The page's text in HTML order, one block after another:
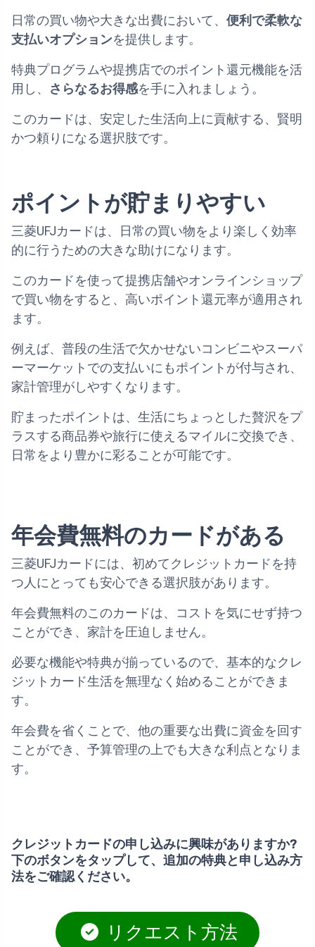
日常の買い物や大きな出費において、 便利で柔軟な
支払いオプションを提供します。
特典プログラムや提携店でのポイント還元機能を活
用し、 さらなるお得感を手に入れましょう。
このカードは、安定した生活向上に貢献する、賢明
かつ頼りになる選択肢です。
ポイントが貯まりやすい
三菱UFJカードは、日常の買い物をより楽しく効率
的に行うための大きな助けになります。
このカードを使って提携店舗やオンラインショップ
で買い物をすると、高いポイント還元率が適用され
ます。
例えば、普段の生活で欠かせないコンビニやスーパ
ーマーケットでの支払いにもポイントが付与され、
家計管理がしやすくなります。
貯まったポイントは、生活にちょっとした贅沢をプ
ラスする商品券や旅行に使えるマイルに交換でき、
日常をより豊かに彩ることが可能です。
年会費無料のカードがある
三菱UFJカードには、初めてクレジットカードを持
つ人にとっても安心できる選択肢があります。
年会費無料のこのカードは、コストを気にせず持つ
ことができ、家計を圧迫しません。
必要な機能や特典が揃っているので、基本的なクレ
ジットカード生活を無理なく始めることができま
す。
年会費を省くことで、他の重要な出費に資金を回す
ことができ、予算管理の上でも大きな利点となりま
す。
クレジットカードの申し込みに興味がありますか?
下のボタンをタップして、追加の特典と申し込み方
法をご確認ください。
リクエスト方法